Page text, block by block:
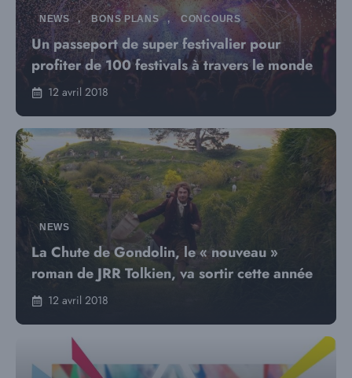
NEWS , BONS PLANS , CONCOURS
Un passeport de super festivalier pour
profiter de 100 festivals à travers le monde
12 avril 2018
NEWS
La Chute de Gondolin, le « nouveau »
roman de JRR Tolkien, va sortir cette année
12 avril 2018